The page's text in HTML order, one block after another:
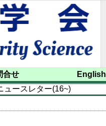
フォーラム開催
警察政策
警察政策学会資料
ニュースレター
20年の歩み
特別調査研究
海外講師招聘
合せ
English
Publication
Contact us
ュースレター(16~)